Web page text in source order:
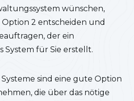
wünschen,
Option 2 entscheiden und
der ein
System für Sie erstellt.
sind eine gute Option
die über das nötige